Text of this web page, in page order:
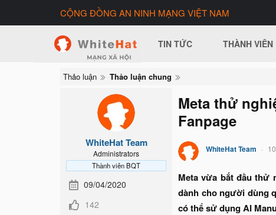
CỘNG ĐỒNG AN NINH MẠNG VIỆT NAM
TIN TỨC THÀNH VIÊN
Thảo luận Thảo luận chung
WhiteHat Team
Administrators
Thành viên BQT
09/04/2020
142
Meta thử
Fanpage
WhiteHat Team
Meta vừa bắt đầu thử
dành cho người dùng
có thể sử dụng AI